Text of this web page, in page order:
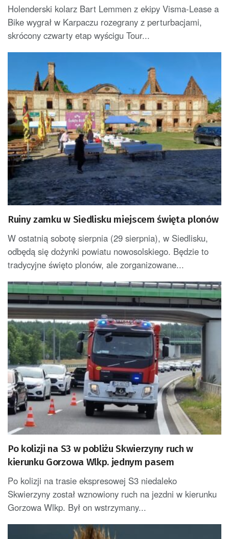
Holenderski kolarz Bart Lemmen z ekipy Visma-Lease a
Bike wygrał w Karpaczu rozegrany z perturbacjami,
skrócony czwarty etap wyścigu Tour...
Ruiny zamku w Siedlisku miejscem święta plonów
W ostatnią sobotę sierpnia (29 sierpnia), w Siedlisku,
odbędą się dożynki powiatu nowosolskiego. Będzie to
tradycyjne święto plonów, ale zorganizowane...
Po kolizji na S3 w pobliżu Skwierzyny ruch w
kierunku Gorzowa Wlkp. jednym pasem
Po kolizji na trasie ekspresowej S3 niedaleko
Skwierzyny został wznowiony ruch na jezdni w kierunku
Gorzowa Wlkp. Był on wstrzymany...